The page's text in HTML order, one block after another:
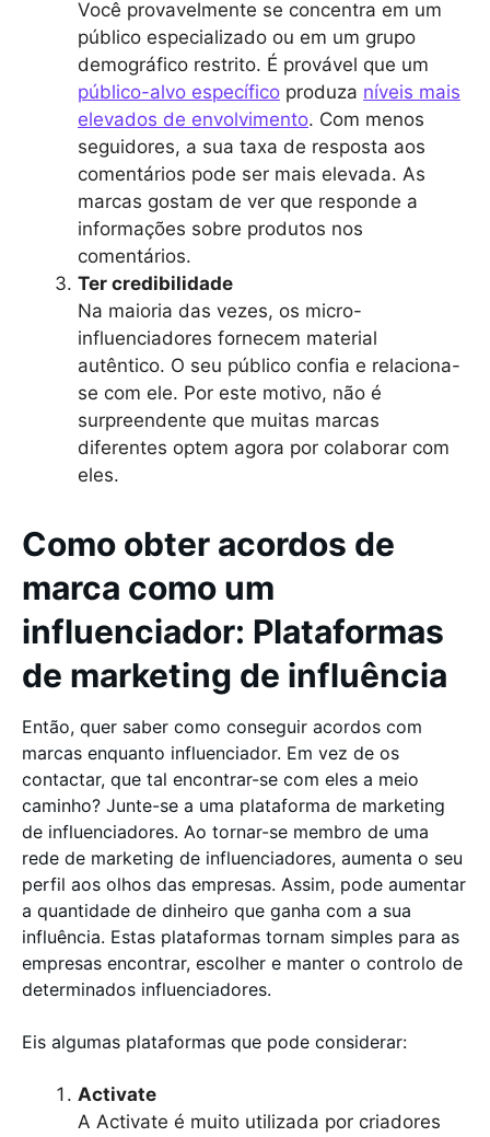
Você provavelmente se concentra em um
público especializado ou em um grupo
demográfico restrito. É provável que um
público-alvo específico produza níveis mais
elevados de envolvimento. Com menos
seguidores, a sua taxa de resposta aos
comentários pode ser mais elevada. As
marcas gostam de ver que responde a
informações sobre produtos nos
comentários.
Ter credibilidade
Na maioria das vezes, os micro-
influenciadores fornecem material
autêntico. O seu público confia e relaciona-
se com ele. Por este motivo, não é
surpreendente que muitas marcas
diferentes optem agora por colaborar com
eles.
Como obter acordos de
marca como um
influenciador: Plataformas
de marketing de influência
Então, quer saber como conseguir acordos com
marcas enquanto influenciador. Em vez de os
contactar, que tal encontrar-se com eles a meio
caminho? Junte-se a uma plataforma de marketing
de influenciadores. Ao tornar-se membro de uma
rede de marketing de influenciadores, aumenta o seu
perfil aos olhos das empresas. Assim, pode aumentar
a quantidade de dinheiro que ganha com a sua
influência. Estas plataformas tornam simples para as
empresas encontrar, escolher e manter o controlo de
determinados influenciadores.
Eis algumas plataformas que pode considerar:
Activate
A Activate é muito utilizada por criadores